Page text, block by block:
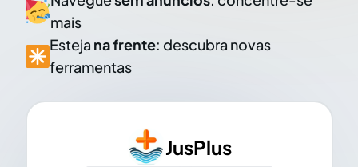
mais
Esteja na frente: descubra novas
ferramentas
JusPlus